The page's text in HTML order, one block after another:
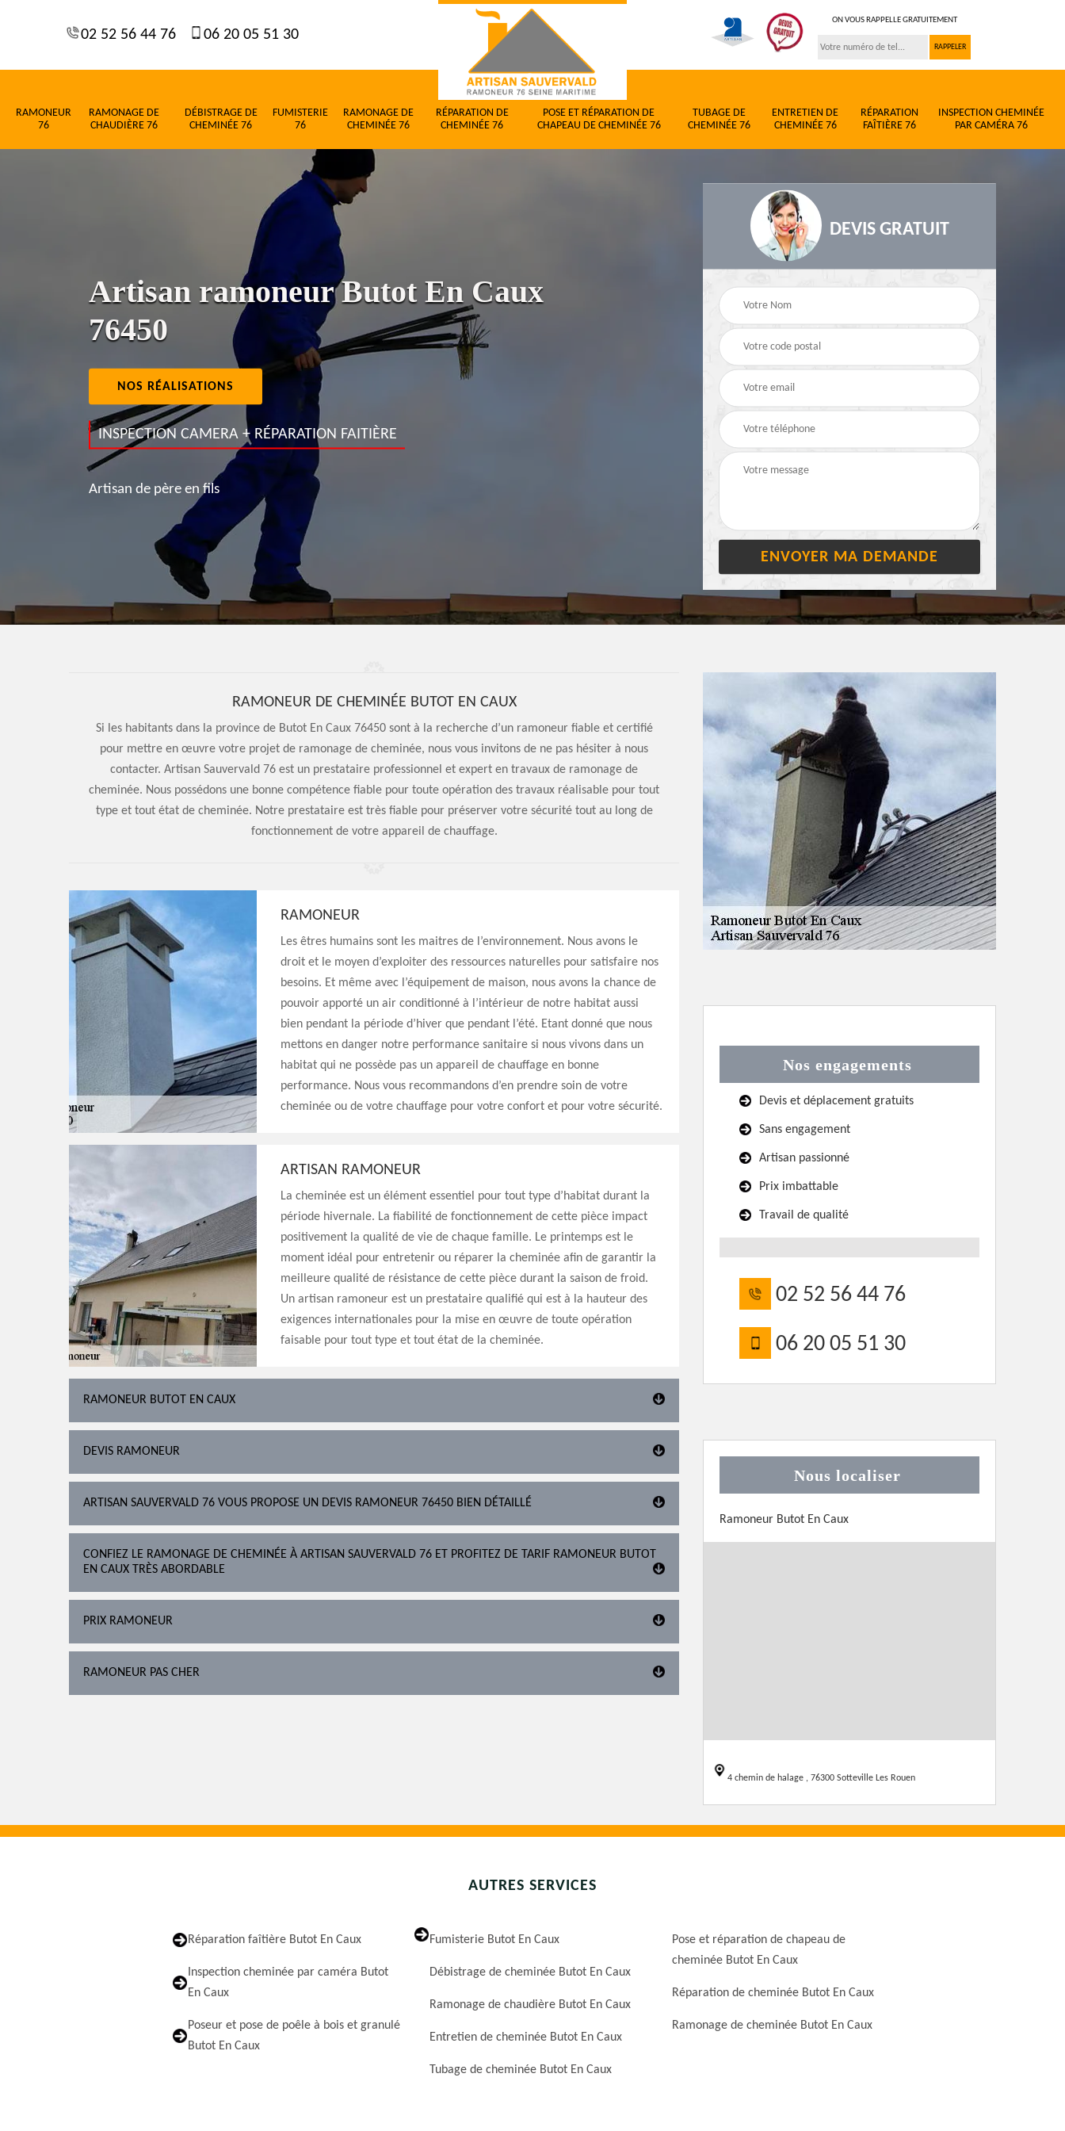
02 52 56 44 76 06 20 05 51 30
ON VOUS RAPPELLE GRATUITEMENT
RAMONEUR
76
RAMONAGE DE
CHAUDIÈRE 76
DÉBISTRAGE DE
CHEMINÉE 76
FUMISTERIE
76
RAMONAGE DE
CHEMINÉE 76
RÉPARATION DE
CHEMINÉE 76
POSE ET RÉPARATION DE
CHAPEAU DE CHEMINÉE 76
TUBAGE DE
CHEMINÉE 76
ENTRETIEN DE
CHEMINÉE 76
RÉPARATION
FAÎTIÈRE 76
INSPECTION CHEMINÉE
PAR CAMÉRA 76
Artisan ramoneur Butot En Caux
76450
NOS RÉALISATIONS
INSPECTION CAMERA + RÉPARATION FAITIÈRE
Artisan de père en fils
DEVIS GRATUIT
RAMONEUR DE CHEMINÉE BUTOT EN CAUX
Si les habitants dans la province de Butot En Caux 76450 sont à la recherche d’un ramoneur fiable et certifié
pour mettre en œuvre votre projet de ramonage de cheminée, nous vous invitons de ne pas hésiter à nous
contacter. Artisan Sauvervald 76 est un prestataire professionnel et expert en travaux de ramonage de
cheminée. Nous possédons une bonne compétence fiable pour toute opération des travaux réalisable pour tout
type et tout état de cheminée. Notre prestataire est très fiable pour préserver votre sécurité tout au long de
fonctionnement de votre appareil de chauffage.
RAMONEUR
Les êtres humains sont les maitres de l’environnement. Nous avons le
droit et le moyen d’exploiter des ressources naturelles pour satisfaire nos
besoins. Et même avec l’équipement de maison, nous avons la chance de
pouvoir apporté un air conditionné à l’intérieur de notre habitat aussi
bien pendant la période d’hiver que pendant l’été. Etant donné que nous
mettons en danger notre performance sanitaire si nous vivons dans un
habitat qui ne possède pas un appareil de chauffage en bonne
performance. Nous vous recommandons d’en prendre soin de votre
cheminée ou de votre chauffage pour votre confort et pour votre sécurité.
ARTISAN RAMONEUR
La cheminée est un élément essentiel pour tout type d’habitat durant la
période hivernale. La fiabilité de fonctionnement de cette pièce impact
positivement la qualité de vie de chaque famille. Le printemps est le
moment idéal pour entretenir ou réparer la cheminée afin de garantir la
meilleure qualité de résistance de cette pièce durant la saison de froid.
Un artisan ramoneur est un prestataire qualifié qui est à la hauteur des
exigences internationales pour la mise en œuvre de toute opération
faisable pour tout type et tout état de la cheminée.
RAMONEUR BUTOT EN CAUX
DEVIS RAMONEUR
ARTISAN SAUVERVALD 76 VOUS PROPOSE UN DEVIS RAMONEUR 76450 BIEN DÉTAILLÉ
CONFIEZ LE RAMONAGE DE CHEMINÉE À ARTISAN SAUVERVALD 76 ET PROFITEZ DE TARIF RAMONEUR BUTOT
EN CAUX TRÈS ABORDABLE
PRIX RAMONEUR
RAMONEUR PAS CHER
Nos engagements
Devis et déplacement gratuits
Sans engagement
Artisan passionné
Prix imbattable
Travail de qualité
02 52 56 44 76
06 20 05 51 30
Nous localiser
Ramoneur Butot En Caux
4 chemin de halage , 76300 Sotteville Les Rouen
AUTRES SERVICES
Réparation faîtière Butot En Caux
Inspection cheminée par caméra Butot
En Caux
Poseur et pose de poêle à bois et granulé
Butot En Caux
Fumisterie Butot En Caux
Débistrage de cheminée Butot En Caux
Ramonage de chaudière Butot En Caux
Entretien de cheminée Butot En Caux
Tubage de cheminée Butot En Caux
Pose et réparation de chapeau de
cheminée Butot En Caux
Réparation de cheminée Butot En Caux
Ramonage de cheminée Butot En Caux